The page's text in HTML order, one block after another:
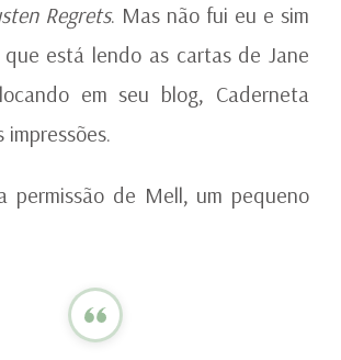
Regrets. Mas não fui eu e sim
que está lendo as cartas de Jane
em seu blog, Caderneta
impressões.
permissão de Mell, um pequeno